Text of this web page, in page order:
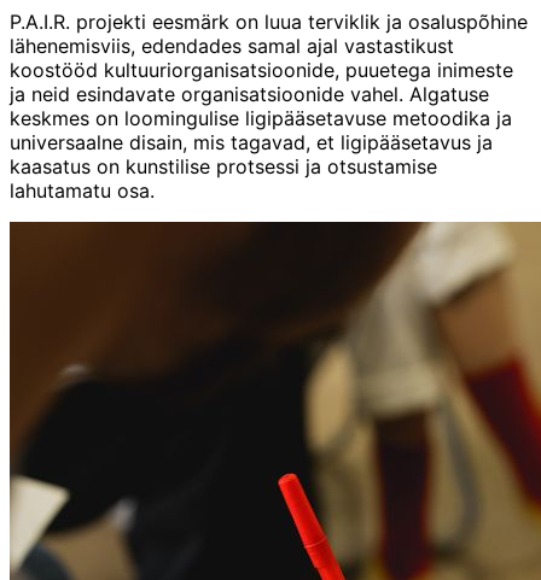
P.A.I.R. projekti eesmärk on luua terviklik ja osaluspõhine
lähenemisviis, edendades samal ajal vastastikust
koostööd kultuuriorganisatsioonide, puuetega inimeste
ja neid esindavate organisatsioonide vahel. Algatuse
keskmes on loomingulise ligipääsetavuse metoodika ja
universaalne disain, mis tagavad, et ligipääsetavus ja
kaasatus on kunstilise protsessi ja otsustamise
lahutamatu osa.